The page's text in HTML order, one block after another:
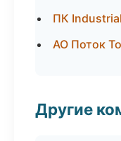
ПК
АО Поток
Другие